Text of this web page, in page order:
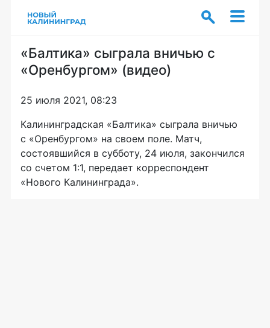
«Балтика» сыграла вничью с
«Оренбургом» (видео)
25 июля 2021, 08:23
Калининградская «Балтика» сыграла вничью
с «Оренбургом» на своем поле. Матч,
состоявшийся в субботу, 24 июля, закончился
со счетом 1:1, передает корреспондент
«Нового Калининграда».